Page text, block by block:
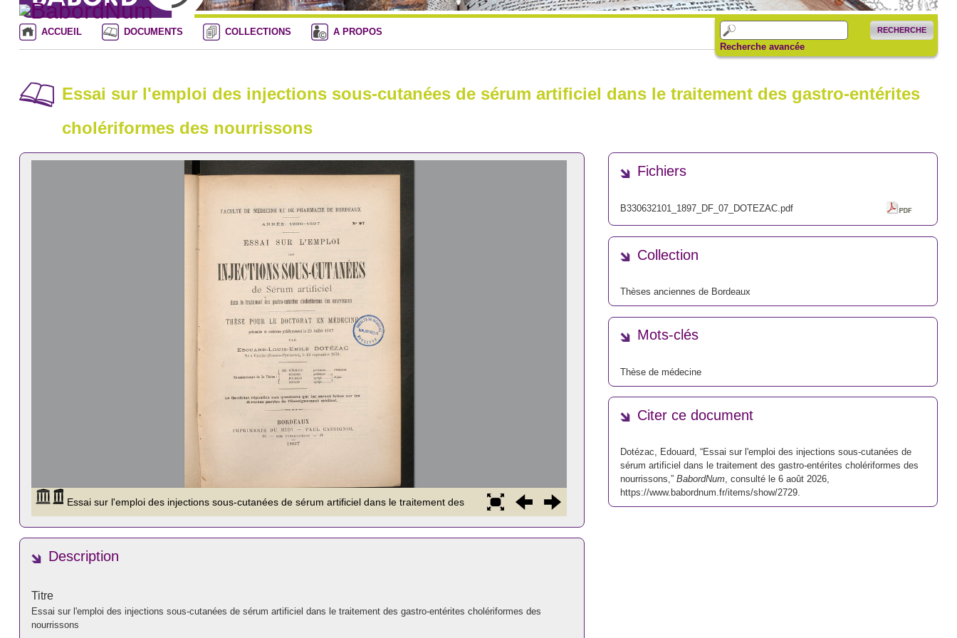
RECHERCHE
Recherche avancée
ACCUEIL DOCUMENTS COLLECTIONS A PROPOS
Essai sur l'emploi des injections sous-cutanées de sérum artificiel dans le traitement des gastro-entérites
cholériformes des nourrissons
Description
Titre
Essai sur l'emploi des injections sous-cutanées de sérum artificiel dans le traitement des gastro-entérites cholériformes des
nourrissons
Fichiers
B330632101_1897_DF_07_DOTEZAC.pdf
Collection
Thèses anciennes de Bordeaux
Mots-clés
Thèse de médecine
Citer ce document
Dotézac, Edouard, “Essai sur l'emploi des injections sous-cutanées de
sérum artificiel dans le traitement des gastro-entérites cholériformes des
nourrissons,” BabordNum, consulté le 6 août 2026,
https://www.babordnum.fr/items/show/2729.